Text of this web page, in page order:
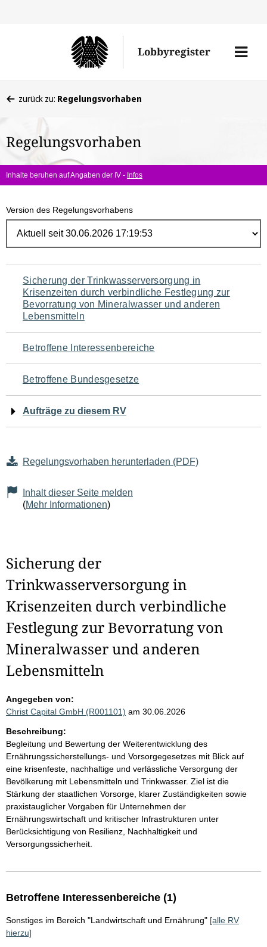
Lobbyregister
Menü
befinden
hier:
zurück zu: Regelungsvorhaben
Regelungsvorhaben
Inhalte beruhen auf Angaben der IV - Infos
Version des Regelungsvorhabens
Navigation
für
den
Seiteninhalt
Sicherung der Trinkwasserversorgung in
Krisenzeiten durch verbindliche Festlegung zur
Bevorratung von Mineralwasser und anderen
Lebensmitteln
Betroffene Interessenbereiche
Betroffene Bundesgesetze
Aufträge zu diesem RV
Regelungsvorhaben herunterladen (PDF)
Inhalt dieser Seite melden
(Mehr Informationen)
Sicherung der
Trinkwasserversorgung in
Krisenzeiten durch verbindliche
Festlegung zur Bevorratung von
Mineralwasser und anderen
Lebensmitteln
Angegeben von:
Christ Capital GmbH (R001101) am 30.06.2026
Beschreibung:
Begleitung und Bewertung der Weiterentwicklung des
Ernährungssicherstellungs- und Vorsorgegesetzes mit Blick auf
eine krisenfeste, nachhaltige und verlässliche Versorgung der
Bevölkerung mit Lebensmitteln und Trinkwasser. Ziel ist die
Stärkung der staatlichen Vorsorge, klarer Zuständigkeiten sowie
praxistauglicher Vorgaben für Unternehmen der
Ernährungswirtschaft und kritischer Infrastrukturen unter
Berücksichtigung von Resilienz, Nachhaltigkeit und
Versorgungssicherheit.
Betroffene Interessenbereiche (1)
Sonstiges im Bereich "Landwirtschaft und Ernährung" [alle RV
hierzu]